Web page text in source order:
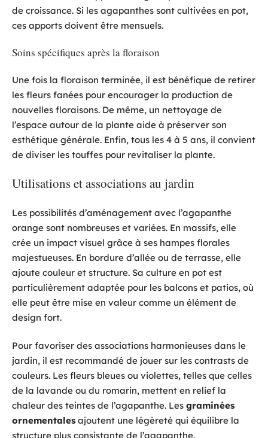
de croissance. Si les agapanthes sont cultivées en pot,
ces apports doivent être mensuels.
Soins spécifiques après la floraison
Une fois la floraison terminée, il est bénéfique de retirer
les fleurs fanées pour encourager la production de
nouvelles floraisons. De même, un nettoyage de
l’espace autour de la plante aide à préserver son
esthétique générale. Enfin, tous les 4 à 5 ans, il convient
de diviser les touffes pour revitaliser la plante.
Utilisations et associations au jardin
Les possibilités d’aménagement avec l’agapanthe
orange sont nombreuses et variées. En massifs, elle
crée un impact visuel grâce à ses hampes florales
majestueuses. En bordure d’allée ou de terrasse, elle
ajoute couleur et structure. Sa culture en pot est
particulièrement adaptée pour les balcons et patios, où
elle peut être mise en valeur comme un élément de
design fort.
Pour favoriser des associations harmonieuses dans le
jardin, il est recommandé de jouer sur les contrasts de
couleurs. Les fleurs bleues ou violettes, telles que celles
de la lavande ou du romarin, mettent en relief la
chaleur des teintes de l’agapanthe. Les graminées
ornementales ajoutent une légèreté qui équilibre la
structure plus consistante de l’agapanthe.